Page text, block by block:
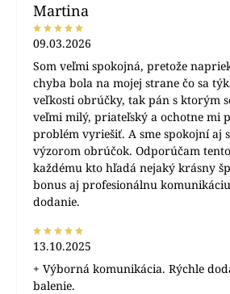
Martina
09.03.2026
Som veľmi spokojná, pretože
chyba bola na mojej strane čo sa
veľkosti obrúčky, tak pán s ktorým
veľmi milý, priateľský a ochotne mi
problém vyriešiť. A sme spokojní aj
výzorom obrúčok. Odporúčam
každému kto hľadá nejaký krásny
bonus aj profesionálnu
dodanie.
13.10.2025
+ Výborná komunikácia. Rýchle
balenie.